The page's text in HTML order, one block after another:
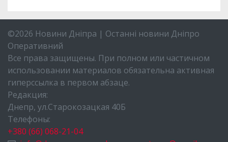
©2026 Новини Дніпра | Останні новини Дніпро
Оперативний
Все права защищены. При полном или частичном
использовании материалов обязательна активная
гиперссылка в первом абзаце.
Редакция:
Днепр, ул.Старокозацкая 40Б
Телефоны:
+380 (66) 068-21-04